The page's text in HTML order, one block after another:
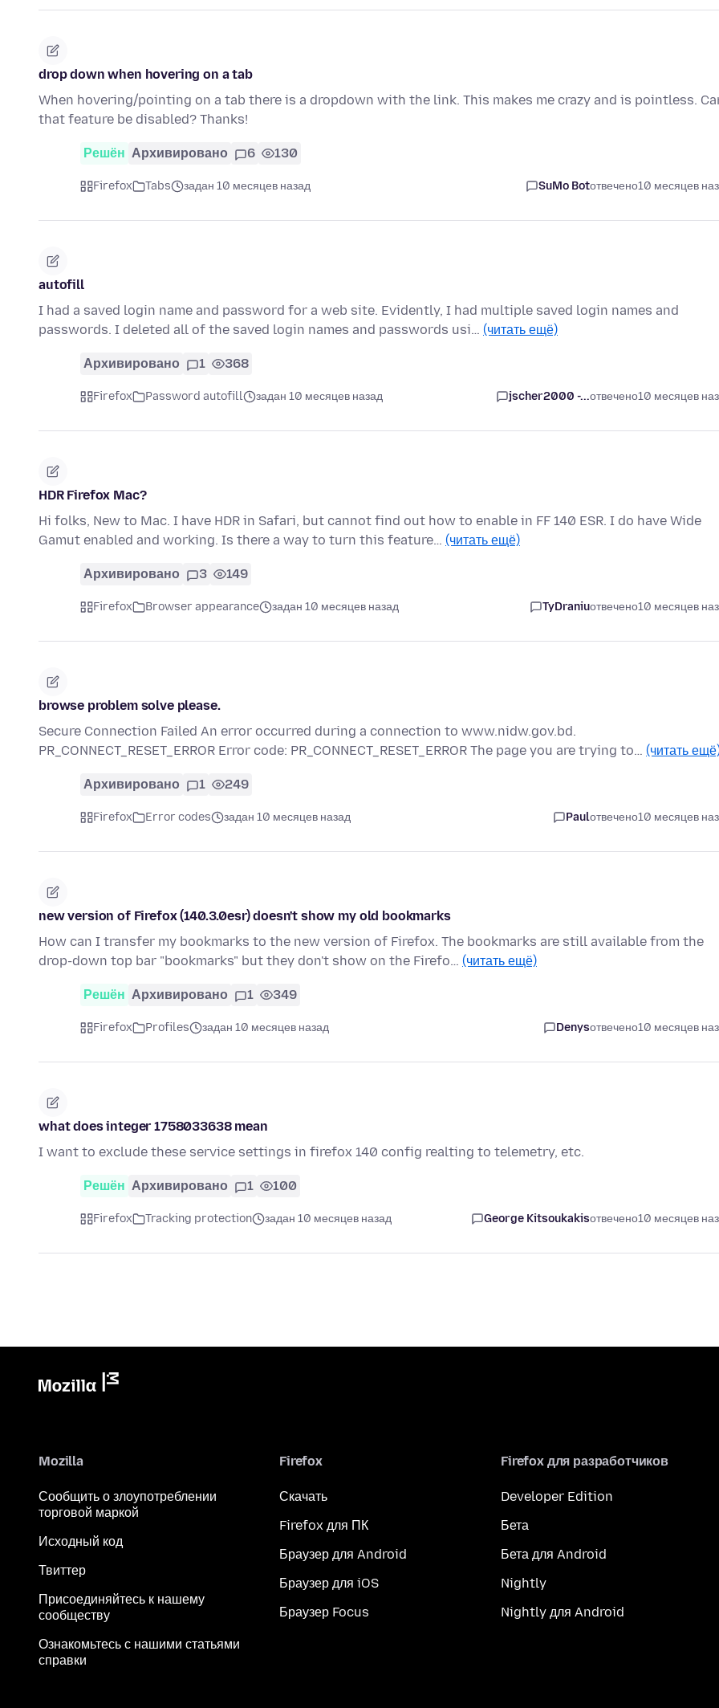
drop down when hovering on a tab
When hovering/pointing on a tab there is a dropdown with the link. This makes me crazy and is pointless.
that feature be disabled? Thanks!
Решён Архивировано 6 130
Firefox Tabs задан 10 месяцев назад SuMo Botотвечено10 месяцев
autofill
I had a saved login name and password for a web site. Evidently, I had multiple saved login names and
passwords. I deleted all of the saved login names and passwords usi… (читать ещё)
Архивировано 1 368
Firefox Password autofill задан 10 месяцев назад jscher2000 -...отвечено10 месяцев
HDR Firefox Mac?
Hi folks, New to Mac. I have HDR in Safari, but cannot find out how to enable in FF 140 ESR. I do have Wide
Gamut enabled and working. Is there a way to turn this feature… (читать ещё)
Архивировано 3 149
Firefox Browser appearance задан 10 месяцев назад TyDraniuотвечено10 месяцев
browse problem solve please.
Secure Connection Failed An error occurred during a connection to www.nidw.gov.bd.
PR_CONNECT_RESET_ERROR Error code: PR_CONNECT_RESET_ERROR The page you are trying to… (читать
Архивировано 1 249
Firefox Error codes задан 10 месяцев назад Paulотвечено10 месяцев
new version of Firefox (140.3.0esr) doesn't show my old bookmarks
How can I transfer my bookmarks to the new version of Firefox. The bookmarks are still available from the
drop-down top bar "bookmarks" but they don't show on the Firefo… (читать ещё)
Решён Архивировано 1 349
Firefox Profiles задан 10 месяцев назад Denysотвечено10 месяцев
what does integer 1758033638 mean
I want to exclude these service settings in firefox 140 config realting to telemetry, etc.
Решён Архивировано 1 100
Firefox Tracking protection задан 10 месяцев назад George Kitsoukakisотвечено10 месяцев
Mozilla
Сообщить о злоупотреблении
торговой маркой
Исходный код
Твиттер
Присоединяйтесь к нашему
сообществу
Ознакомьтесь с нашими статьями
справки
Firefox
Скачать
Firefox для ПК
Браузер для Android
Браузер для iOS
Браузер Focus
Firefox для разработчиков
Developer Edition
Бета
Бета для Android
Nightly
Nightly для Android